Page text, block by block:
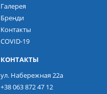
Галерея
Бренди
Контакты
COVID-19
КОНТАКТЫ
ул. Набережная 22а
+38 063 872 47 12